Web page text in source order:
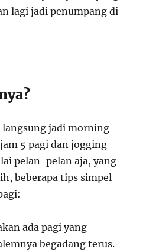
lagi jadi penumpang di
langsung jadi morning
5 pagi dan jogging
pelan-pelan aja, yang
beberapa tips simpel
ada pagi yang
begadang terus.